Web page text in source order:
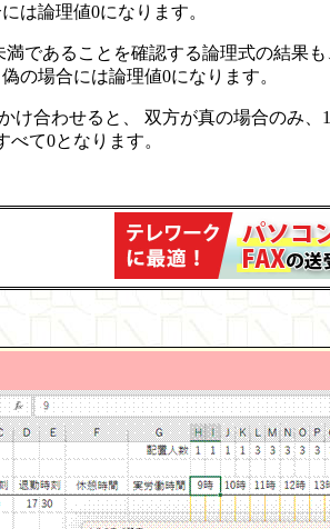
は論理値0になります。
満であることを確認する論理式の結果
の場合には論理値0になります。
け合わせると、 双方が真の場合のみ、
べて0となります。